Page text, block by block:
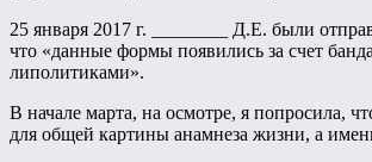
25 января 2017 г. ________ Д.Е. были
что «данные формы появились за счет
липолитиками».
В начале марта, на осмотре, я попросила,
для общей картины анамнеза жизни, а